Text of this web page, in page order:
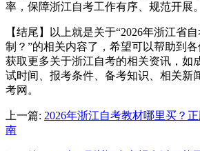
率，保障浙江自考工作有序、规范开展。
【结尾】以上就是关于“2026年浙江省
制？”的相关内容了，希望可以帮助到
获取更多关于浙江自考的相关资讯，如
试时间、报考条件、备考知识、相关新
考网。
上一篇: 2026年浙江自考教材哪里买？
南